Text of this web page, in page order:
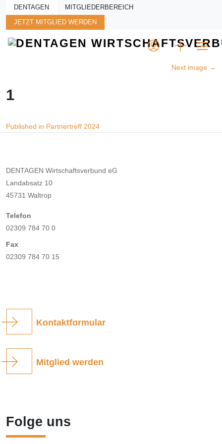
Skip to main content
DENTAGEN MITGLIEDERBEREICH
JETZT MITGLIED WERDEN
Next image →
1
Beitragsnavigation
Published in Partnertreff 2024
DENTAGEN Wirtschaftsverbund eG
Landabsatz 10
45731 Waltrop
Telefon
02309 784 70 0
Fax
02309 784 70 15
Kontaktformular
Mitglied werden
Folge uns